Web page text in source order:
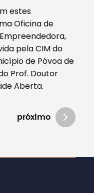
estes
Oficina de
pela CIM do
de Póvoa de
Prof. Doutor
Aberta.
próximo